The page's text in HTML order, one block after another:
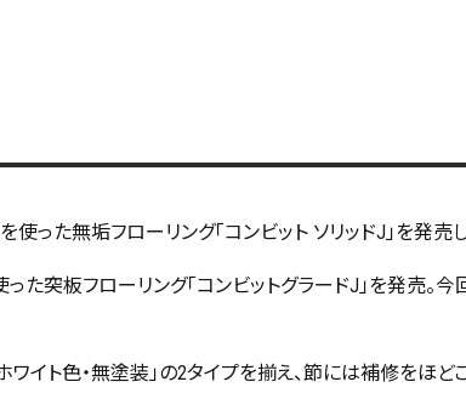
使った無垢フローリング「コンビット ソリッドJ」を発売
た突板フローリング「コンビットグラードJ」を発売。
ワイト色・無塗装」の2タイプを揃え、節には補修をほど